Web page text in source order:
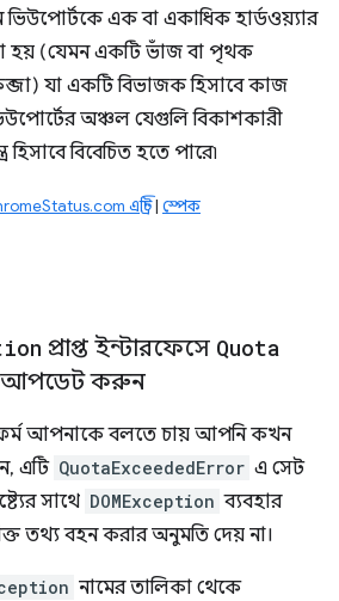
ভিউপোর্টকে এক বা একাধিক হার্ডওয়্যার
হয় (যেমন একটি ভাঁজ বা পৃথক
যা একটি বিভাজক হিসাবে কাজ
অঞ্চল যেগুলি বিকাশকারী
হিসাবে বিবেচিত হতে পারে৷
এন্ট্রি| স্পেক
প্রাপ্ত ইন্টারফেসে Quota
আপডেট করুন
আপনাকে বলতে চায় আপনি কখন
এটি QuotaExceededError এ সেট
সাথে DOMException ব্যবহার
তথ্য বহন করার অনুমতি দেয় না।
নামের তালিকা থেকে